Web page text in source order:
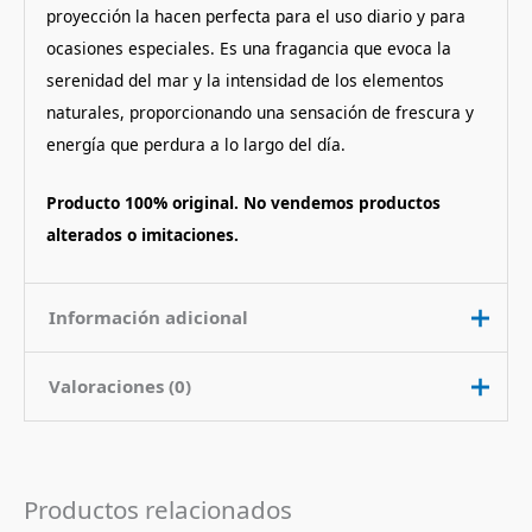
proyección la hacen perfecta para el uso diario y para
ocasiones especiales. Es una fragancia que evoca la
serenidad del mar y la intensidad de los elementos
naturales, proporcionando una sensación de frescura y
energía que perdura a lo largo del día.
Producto 100% original. No vendemos productos
alterados o imitaciones.
Información adicional
Contenido
Pais de Origen Francia
Valoraciones (0)
Productos relacionados